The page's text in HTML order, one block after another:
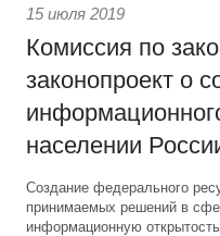
15 июля 2019
Комиссия по
законопроект о
населении
Создание федерального
принимаемых решений в
информационную